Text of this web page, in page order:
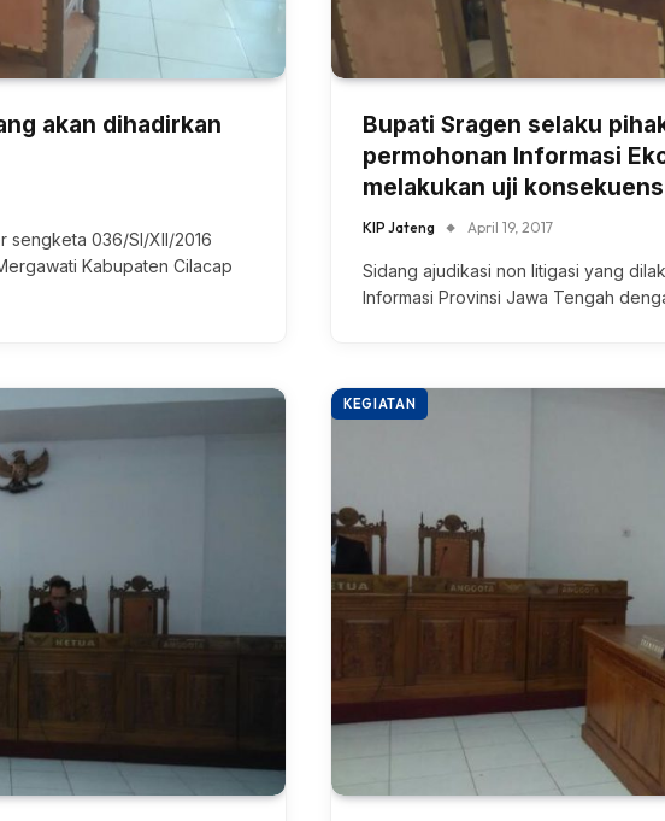
akan dihadirkan
sengketa 036/SI/XII/2016
Kabupaten Cilacap
Bupati Sragen selaku
permohonan Informasi
melakukan uji
KIP Jateng April 19, 2017
Sidang ajudikasi non litigasi yang
Informasi Provinsi Jawa Tengah
KEGIATAN